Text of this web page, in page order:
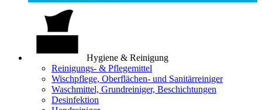
Hygiene & Reinigung
Reinigungs- & Pflegemittel
Wischpflege, Oberflächen- und Sanitärreiniger
Waschmittel, Grundreiniger, Beschichtungen
Desinfektion